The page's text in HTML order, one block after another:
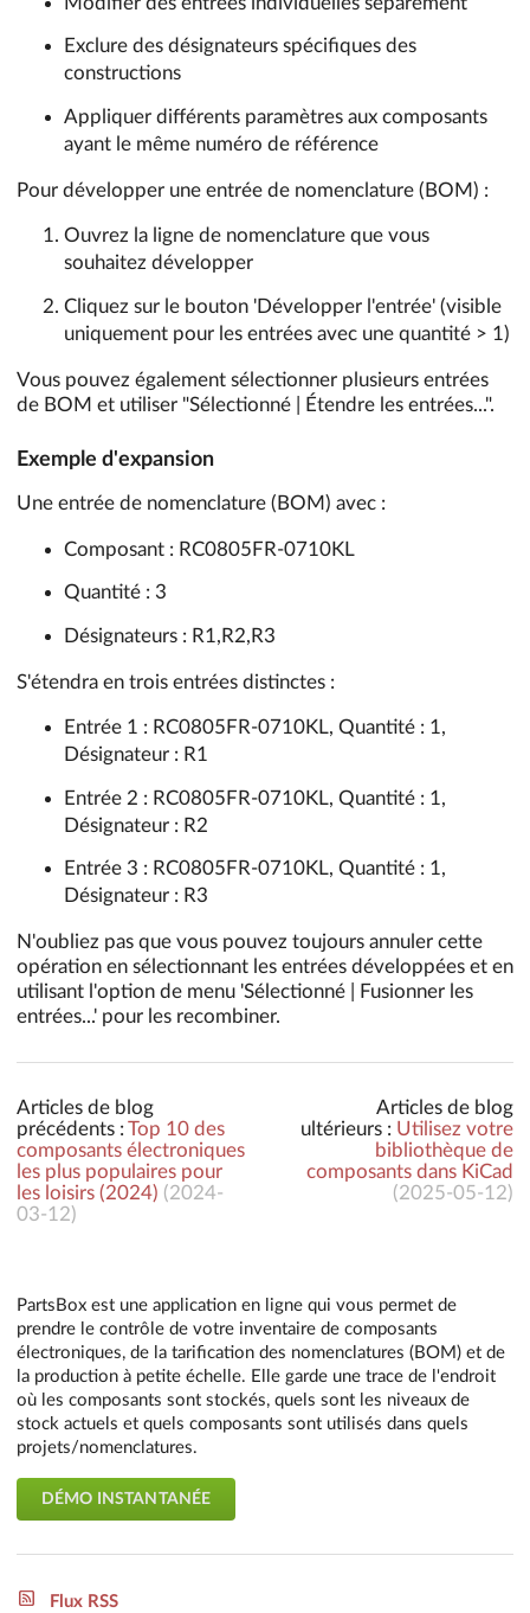
Exclure des désignateurs spécifiques des
constructions
Appliquer différents paramètres aux composants
ayant le même numéro de référence
Pour développer une entrée de nomenclature (BOM) :
Ouvrez la ligne de nomenclature que vous
souhaitez développer
Cliquez sur le bouton 'Développer l'entrée' (visible
uniquement pour les entrées avec une quantité > 1)
Vous pouvez également sélectionner plusieurs entrées
de BOM et utiliser "Sélectionné | Étendre les entrées...".
Exemple d'expansion
Une entrée de nomenclature (BOM) avec :
Composant : RC0805FR-0710KL
Quantité : 3
Désignateurs : R1,R2,R3
S'étendra en trois entrées distinctes :
Entrée 1 : RC0805FR-0710KL, Quantité : 1,
Désignateur : R1
Entrée 2 : RC0805FR-0710KL, Quantité : 1,
Désignateur : R2
Entrée 3 : RC0805FR-0710KL, Quantité : 1,
Désignateur : R3
N'oubliez pas que vous pouvez toujours annuler cette
opération en sélectionnant les entrées développées et en
utilisant l'option de menu 'Sélectionné | Fusionner les
entrées...' pour les recombiner.
Articles de blog
précédents :Top 10 des
composants électroniques
les plus populaires pour
les loisirs (2024) (2024-
03-12)
Articles de blog
ultérieurs : Utilisez votre
bibliothèque de
composants dans KiCad
(2025-05-12)
PartsBox est une application en ligne qui vous permet de
prendre le contrôle de votre inventaire de composants
électroniques, de la tarification des nomenclatures (BOM) et de
la production à petite échelle. Elle garde une trace de l'endroit
où les composants sont stockés, quels sont les niveaux de
stock actuels et quels composants sont utilisés dans quels
projets/nomenclatures.
DÉMO INSTANTANÉE
Flux RSS